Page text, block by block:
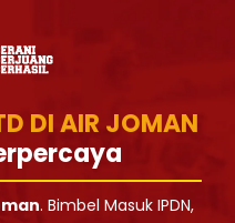
DI AIR JOMAN
. Bimbel Masuk IPDN,